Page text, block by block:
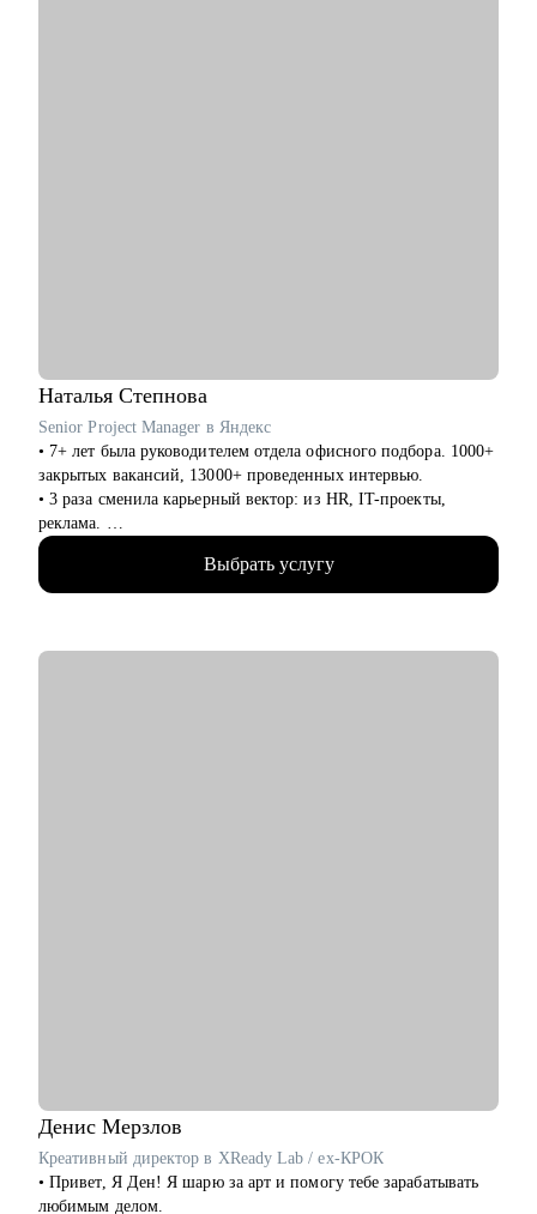
Наталья Степнова
Senior Project Manager в Яндекс
• 7+ лет была руководителем отдела офисного подбора. 1000+
закрытых вакансий, 13000+ проведенных интервью.
• 3 раза сменила карьерный вектор: из HR, IT-проекты,
реклама.
• 4 года в Яндексе, сменила направление и повысила грейд.
• Управляла крупными проектами для Яндекс Еды.
• Сейчас делаю проекты для Рекламной сети Яндекса (60 000+
Выбрать услугу
Денис Мерзлов
Креативный директор в XReady Lab / ex-КРОК
• Привет, Я Ден! Я шарю за арт и помогу тебе зарабатывать
любимым делом.